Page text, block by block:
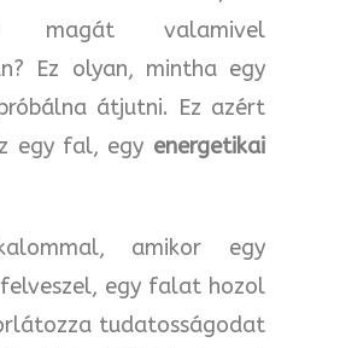
magát valamivel
Ez olyan, mintha egy
átjutni. Ez azért
egy fal, egy energetikai
amikor egy
egy falat hozol
tudatosságodat